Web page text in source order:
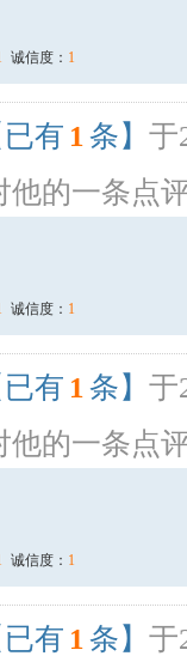
诚信度： 1
已有 1 条】 于
他的一条点
诚信度： 1
已有 1 条】 于
他的一条点
诚信度： 1
已有 1 条】 于